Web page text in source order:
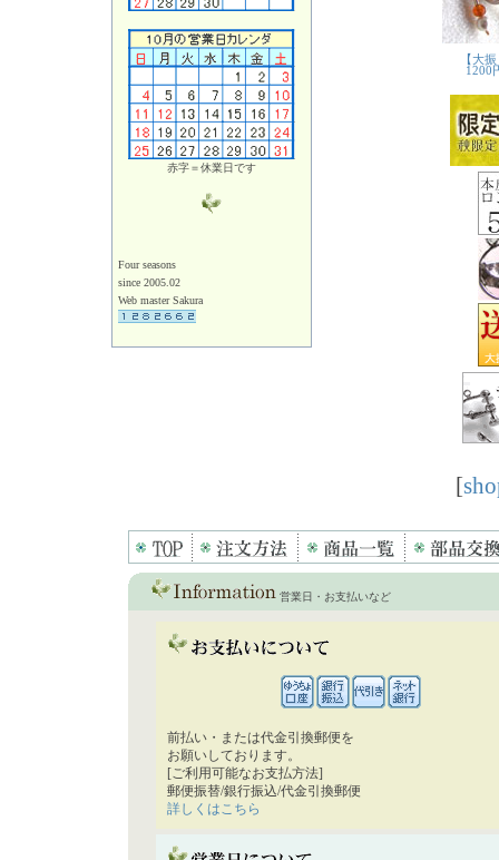
赤字＝休業日です
Four seasons
since 2005.02
Web master Sakura
[
営業日・お支払いなど
前払い・または代金引換郵便を
お願いしております。
[ご利用可能なお支払方法]
郵便振替/銀行振込/代金引換郵便
詳しくはこちら